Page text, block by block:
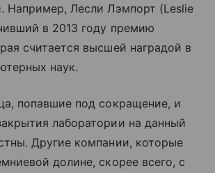
Например, Лесли Лэмпорт (Leslie
в 2013 году премию
считается высшей наградой в
наук.
попавшие под сокращение, и
лаборатории на данный
Другие компании, которые
долине, скорее всего, с